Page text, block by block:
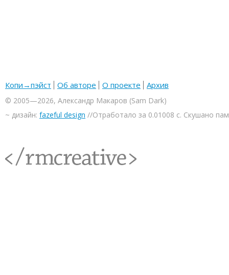
Копи→пэйст Об авторе О проекте Архив
© 2005—2026, Александр Макаров (Sam Dark)
~ дизайн: fazeful design //Отработало за 0.01008 с. Скушано
<rmcreative/>